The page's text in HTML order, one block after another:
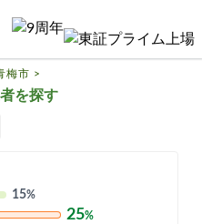
梅市 >
を探す
15%
25%